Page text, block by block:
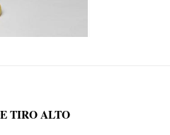
TIRO ALTO